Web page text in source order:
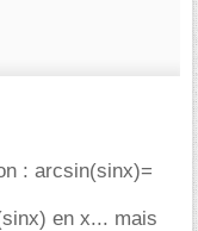
: arcsin(sinx)=
en x... mais